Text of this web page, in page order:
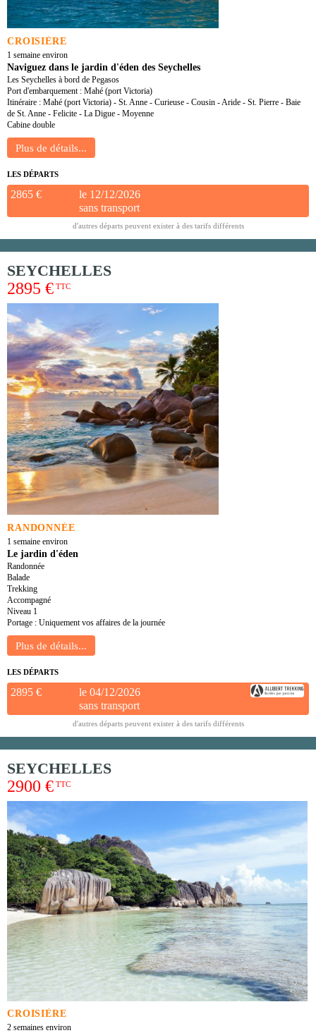
CROISIÈRE
1 semaine environ
Naviguez dans le jardin d'éden des Seychelles
Les Seychelles à bord de Pegasos
Port d'embarquement : Mahé (port Victoria)
Itinéraire : Mahé (port Victoria) - St. Anne - Curieuse - Cousin - Aride - St. Pierre - Baie
de St. Anne - Felicite - La Digue - Moyenne
Cabine double
LES DÉPARTS
2865 €
le 12/12/2026
sans transport
d'autres départs peuvent exister à des tarifs différents
SEYCHELLES
2895 € TTC
RANDONNÉE
1 semaine environ
Le jardin d'éden
Randonnée
Balade
Trekking
Accompagné
Niveau 1
Portage : Uniquement vos affaires de la journée
LES DÉPARTS
2895 €
le 04/12/2026
sans transport
d'autres départs peuvent exister à des tarifs différents
SEYCHELLES
2900 € TTC
CROISIÈRE
2 semaines environ